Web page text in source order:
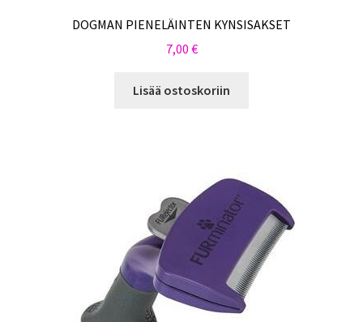
DOGMAN PIENELÄINTEN KYNSISAKSET
7,00 €
Lisää ostoskoriin